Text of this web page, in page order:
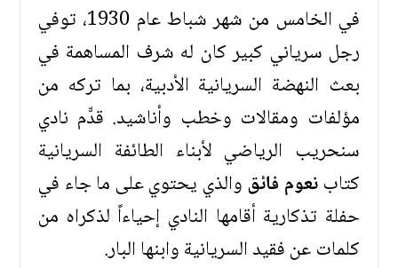
في الخامس من شهر شباط عام 1930، توفي
رجل سرياني كبير كان له شرف المساهمة في
بعث النهضة السريانية الأدبية، بما تركه من
مؤلفات ومقالات وخطب وأناشيد. قدّّم نادي
سنحريب الرياضي لأبناء الطائفة السريانية
كتابنعوم فائقوالذي يحتوي على ما جاء في
حفلة تذكارية أقامها النادي إحياءاً لذكراه من
كلمات عن فقيد السريانية وابنها البار.